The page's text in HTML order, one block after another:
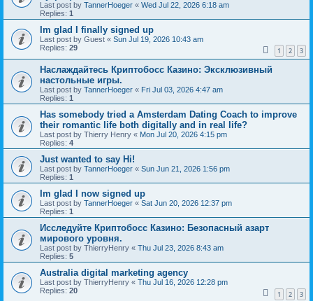
Last post by TannerHoeger « Wed Jul 22, 2026 6:18 am
Replies: 1
Im glad I finally signed up
Last post by Guest « Sun Jul 19, 2026 10:43 am
Replies: 29 1 2 3
Наслаждайтесь Криптобосс Казино: Эксклюзивный
настольные игры.
Last post by TannerHoeger « Fri Jul 03, 2026 4:47 am
Replies: 1
Has somebody tried a Amsterdam Dating Coach to improve
their romantic life both digitally and in real life?
Last post by Thierry Henry « Mon Jul 20, 2026 4:15 pm
Replies: 4
Just wanted to say Hi!
Last post by TannerHoeger « Sun Jun 21, 2026 1:56 pm
Replies: 1
Im glad I now signed up
Last post by TannerHoeger « Sat Jun 20, 2026 12:37 pm
Replies: 1
Исследуйте Криптобосс Казино: Безопасный азарт
мирового уровня.
Last post by ThierryHenry « Thu Jul 23, 2026 8:43 am
Replies: 5
Australia digital marketing agency
Last post by ThierryHenry « Thu Jul 16, 2026 12:28 pm
Replies: 20 1 2 3